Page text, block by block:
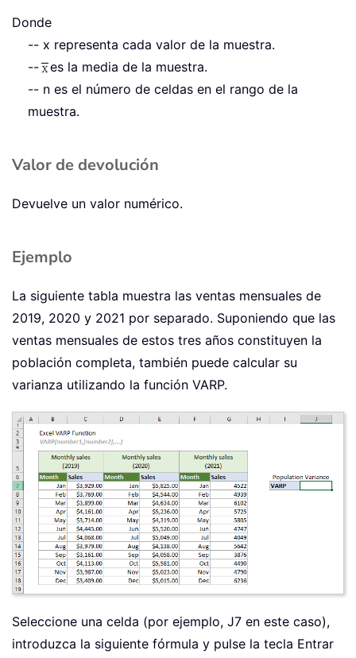
Donde
-- x representa cada valor de la muestra.
--
es la media de la muestra.
-- n es el número de celdas en el rango de la
muestra.
Valor de devolución
Devuelve un valor numérico.
Ejemplo
La siguiente tabla muestra las ventas mensuales de
2019, 2020 y 2021 por separado. Suponiendo que las
ventas mensuales de estos tres años constituyen la
población completa, también puede calcular su
varianza utilizando la función VARP.
Seleccione una celda (por ejemplo, J7 en este caso),
introduzca la siguiente fórmula y pulse la tecla Entrar